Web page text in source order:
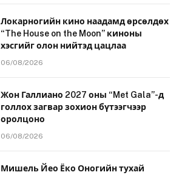
Локарногийн кино наадамд өрсөлдөх
“The House on the Moon” киноны
хэсгийг олон нийтэд цацлаа
06/08/2026
Жон Галлиано 2027 оны “Met Gala”-д
голлох загвар зохион бүтээгчээр
оролцоно
06/08/2026
Мишель Йео Ёко Оногийн тухай